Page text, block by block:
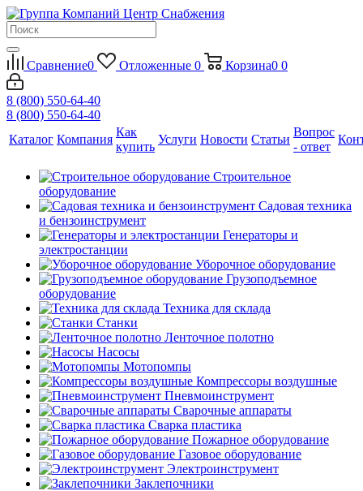
Сравнение0 Отложенные 0 Корзина0 0
8 (800) 550-64-40
8 (800) 550-64-40
Каталог Компания
Как
купить
Услуги Новости Статьи
Вопрос
- ответ
Строительное
оборудование
Садовая техника
и бензоинструмент
Генераторы и
электростанции
Уборочное оборудование
Грузоподъемное
оборудование
Техника для склада
Станки
Ленточное полотно
Насосы
Мотопомпы
Компрессоры воздушные
Пневмоинструмент
Сварочные аппараты
Сварка пластика
Пожарное оборудование
Газовое оборудование
Электроинструмент
Заклепочники